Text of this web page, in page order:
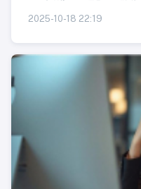
2025-10-18 22:19